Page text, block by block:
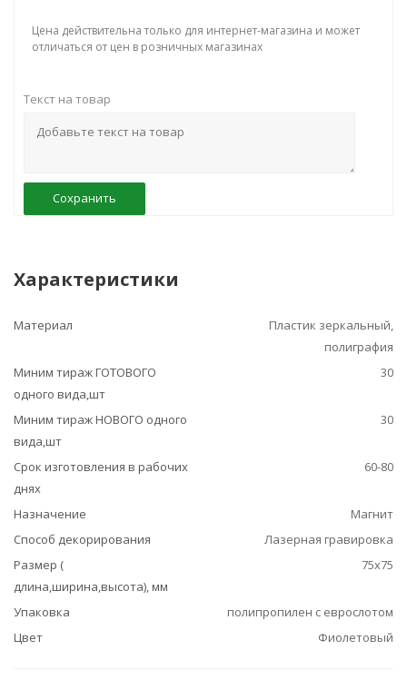
Цена действительна только для интернет-магазина и может
отличаться от цен в розничных магазинах
Текст на товар
Сохранить
Характеристики
Материал
Пластик зеркальный,
полиграфия
Миним тираж ГОТОВОГО
одного вида,шт
30
Миним тираж НОВОГО одного
вида,шт
30
Срок изготовления в рабочих
днях
60-80
Назначение
Магнит
Способ декорирования
Лазерная гравировка
Размер (
длина,ширина,высота), мм
75х75
Упаковка
полипропилен с еврослотом
Цвет
Фиолетовый